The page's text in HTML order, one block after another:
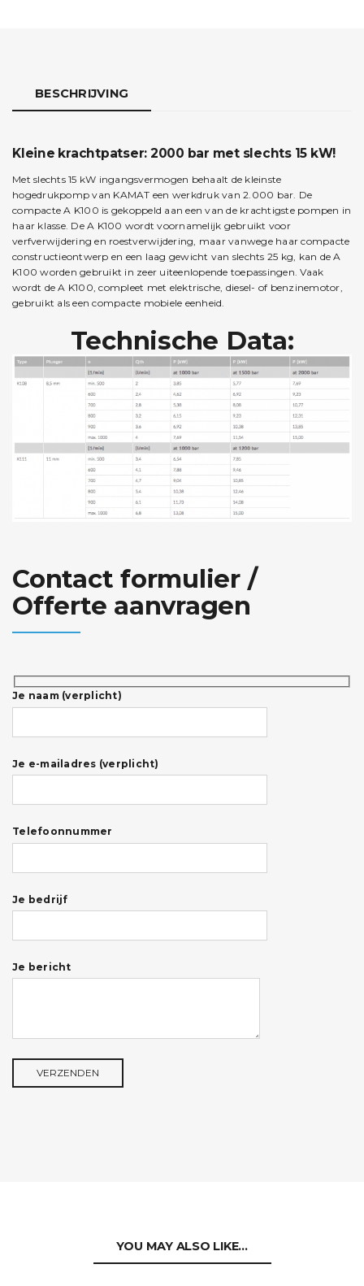
BESCHRIJVING
Kleine krachtpatser: 2000 bar met slechts 15 kW!
Met slechts 15 kW ingangsvermogen behaalt de kleinste
hogedrukpomp van KAMAT een werkdruk van 2.000 bar. De
compacte A K100 is gekoppeld aan een van de krachtigste pompen in
haar klasse. De A K100 wordt voornamelijk gebruikt voor
verfverwijdering en roestverwijdering, maar vanwege haar compacte
constructieontwerp en een laag gewicht van slechts 25 kg, kan de A
K100 worden gebruikt in zeer uiteenlopende toepassingen. Vaak
wordt de A K100, compleet met elektrische, diesel- of benzinemotor,
gebruikt als een compacte mobiele eenheid.
Technische Data:
Contact formulier /
Offerte aanvragen
Je naam (verplicht)
Je e-mailadres (verplicht)
Telefoonnummer
Je bedrijf
Je bericht
YOU MAY ALSO LIKE…